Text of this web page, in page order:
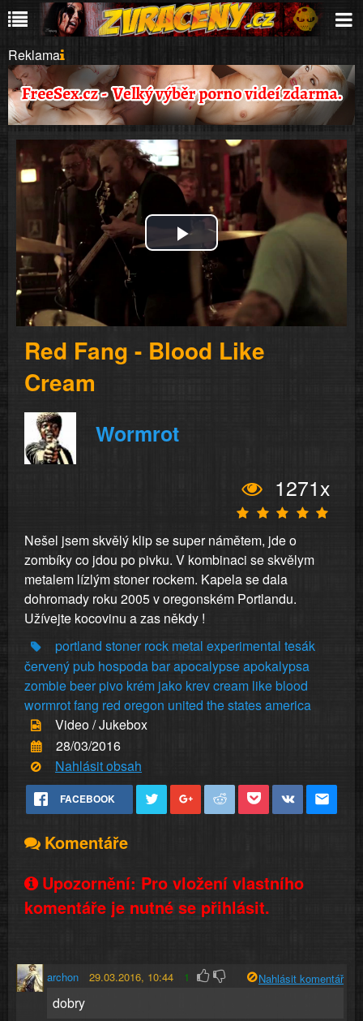
Reklama
Play
Video
Red Fang - Blood Like
Cream
Wormrot
1271x
Nešel jsem skvělý klip se super námětem, jde o
zombíky co jdou po pivku. V kombinaci se skvělym
metalem lízlým stoner rockem. Kapela se dala
dohromady roku 2005 v oregonském Portlandu.
Užívejte kocovinu a zas někdy !
portland stoner rock metal experimental tesák
červenýpub hospodabarapocalypseapokalypsa
zombiebeerpivo krém jako krevcream likeblood
wormrotfang red oregon united thestatesamerica
Video / Jukebox
28/03/2016
Nahlásit obsah
FACEBOOK
Komentáře
Upozornění: Pro vložení vlastního
komentáře je nutné se přihlásit.
archon 29.03.2016, 10:44 1 Nahlásit komentář
dobry